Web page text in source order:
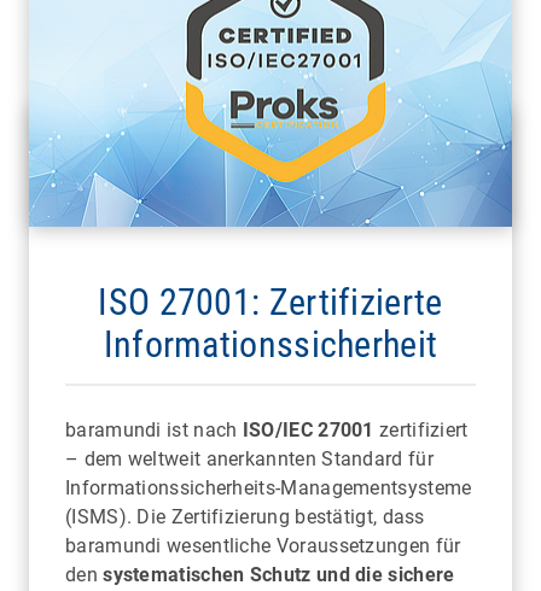
ISO 27001: Zertifizierte
Informationssicherheit
baramundi ist nach ISO/IEC 27001 zertifiziert
– dem weltweit anerkannten Standard für
Informationssicherheits-Managementsysteme
(ISMS). Die Zertifizierung bestätigt, dass
baramundi wesentliche Voraussetzungen für
densystematischen Schutz und die sichere